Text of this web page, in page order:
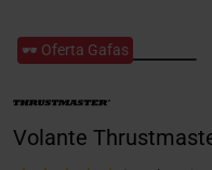
🕶️ Oferta Gafas
Volante